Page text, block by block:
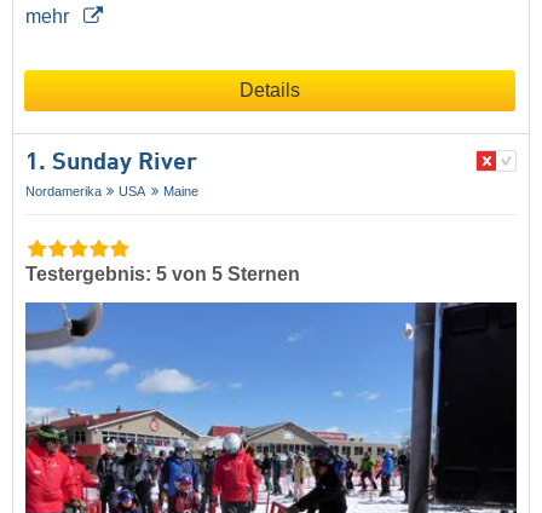
mehr
Details
1. Sunday River
Nordamerika USA Maine
Testergebnis: 5 von 5 Sternen